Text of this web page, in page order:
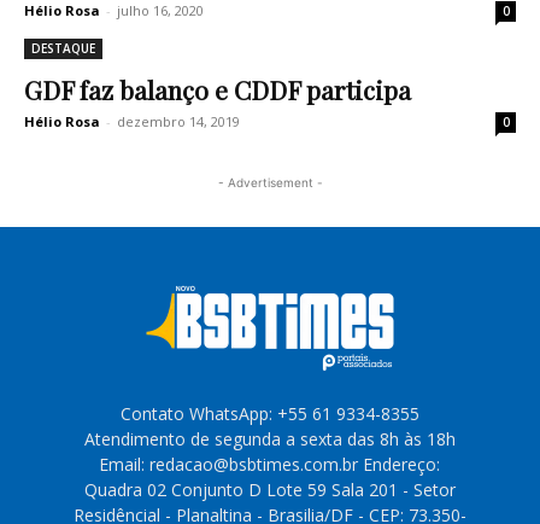
Hélio Rosa - julho 16, 2020 0
DESTAQUE
GDF faz balanço e CDDF participa
Hélio Rosa - dezembro 14, 2019 0
- Advertisement -
Contato WhatsApp: +55 61 9334-8355
Atendimento de segunda a sexta das 8h às 18h
Email: redacao@bsbtimes.com.br Endereço:
Quadra 02 Conjunto D Lote 59 Sala 201 - Setor
Residêncial - Planaltina - Brasilia/DF - CEP: 73.350-